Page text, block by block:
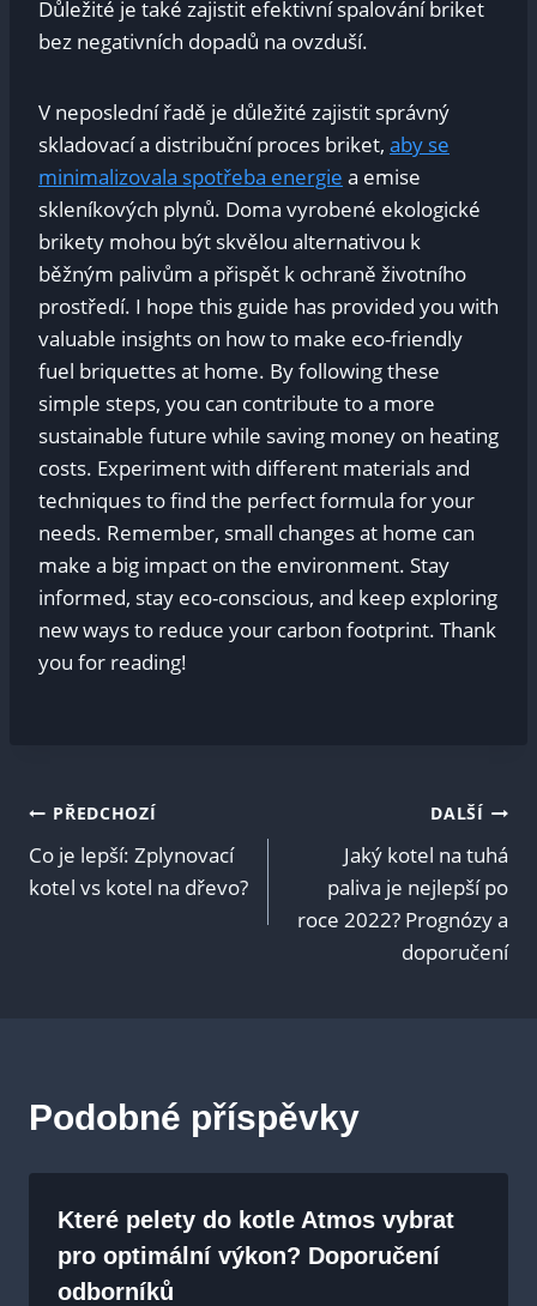
Důležité je také zajistit efektivní spalování briket
bez negativních dopadů na ovzduší.
V neposlední řadě je důležité zajistit správný
skladovací a distribuční proces briket, aby se
minimalizovala spotřeba energie a emise
skleníkových plynů. Doma vyrobené ekologické
brikety mohou být skvělou alternativou k
běžným palivům a přispět k ochraně životního
prostředí. I hope this guide has provided you with
valuable insights on how to make eco-friendly
fuel briquettes at home. By following these
simple steps, you can contribute to a more
sustainable future while saving money on heating
costs. Experiment with different materials and
techniques to find the perfect formula for your
needs. Remember, small changes at home can
make a big impact on the environment. Stay
informed, stay eco-conscious, and keep exploring
new ways to reduce your carbon footprint. Thank
you for reading!
Navigace
pro
PŘEDCHOZÍ
Co je lepší: Zplynovací
kotel vs kotel na dřevo?
DALŠÍ
Jaký kotel na tuhá
paliva je nejlepší po
roce 2022? Prognózy a
doporučení
Podobné příspěvky
Které pelety do kotle Atmos vybrat
pro optimální výkon? Doporučení
odborníků